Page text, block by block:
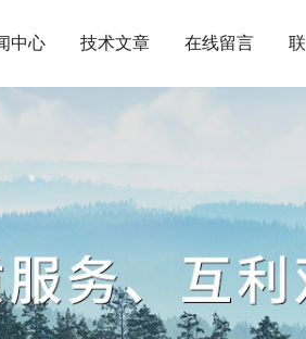
中心 技术文章 在线留言